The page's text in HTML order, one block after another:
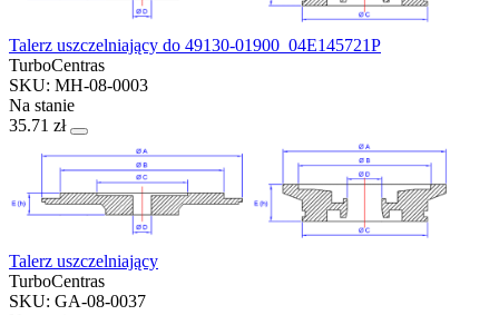
Talerz uszczelniający do 49130-01900 04E145721P
TurboCentras
SKU: MH-08-0003
Na stanie
35.71 zł
Talerz uszczelniający
TurboCentras
SKU: GA-08-0037